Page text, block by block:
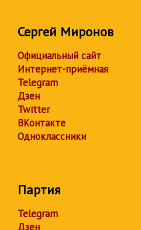
Сергей Миронов
Официальный сайт
Интернет-приёмная
Telegram
Дзен
Twitter
ВКонтакте
Одноклассники
Партия
Telegram
Дзен